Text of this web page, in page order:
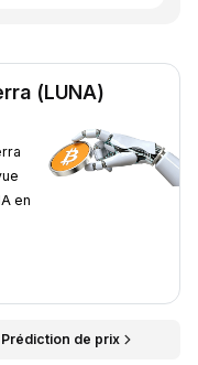
(LUNA)
en
Prédiction de prix